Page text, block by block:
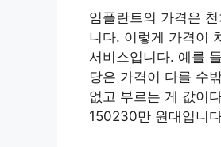
임플란트의 가격은
니다. 이렇게 가격이
서비스입니다. 예를
당은 가격이 다를 수
없고 부르는 게 값이
150230만 원대입니